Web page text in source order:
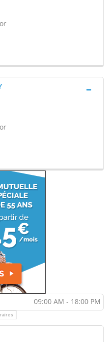
09:00 AM - 18:00 PM